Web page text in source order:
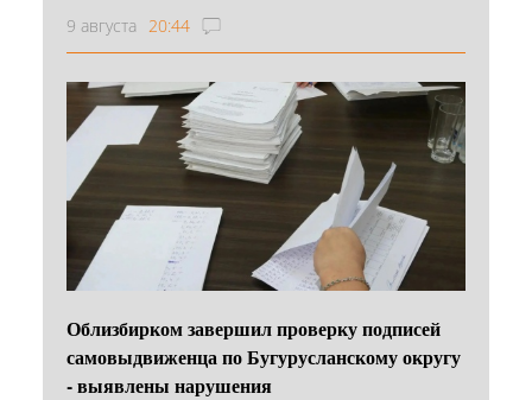
9 августа 20:44
Облизбирком завершил проверку подписей
самовыдвиженца по Бугурусланскому округу
- выявлены нарушения